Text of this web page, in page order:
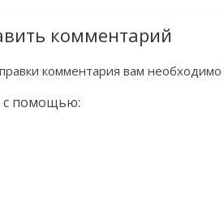
комментарий
комментария вам необходимо
с помощью: